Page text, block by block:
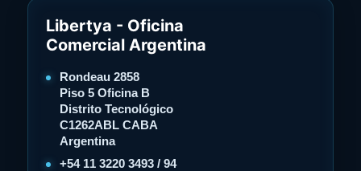
Libertya - Oficina
Comercial Argentina
Rondeau 2858
Piso 5 Oficina B
Distrito Tecnológico
C1262ABL CABA
Argentina
+54 11 3220 3493 / 94